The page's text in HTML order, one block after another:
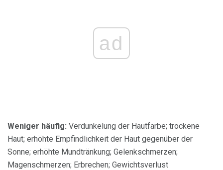
ad
Weniger häufig: Verdunkelung der Hautfarbe; trockene
Haut; erhöhte Empfindlichkeit der Haut gegenüber der
Sonne; erhöhte Mundtränkung; Gelenkschmerzen;
Magenschmerzen; Erbrechen; Gewichtsverlust